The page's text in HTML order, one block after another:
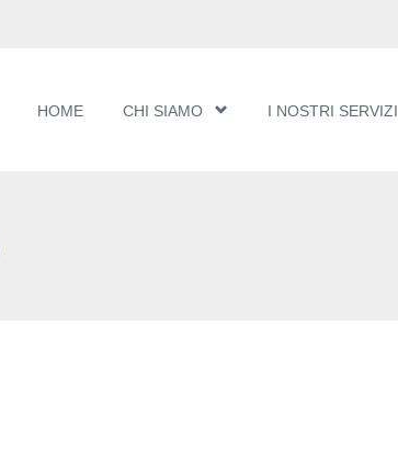
HOME CHI SIAMO I NOSTRI SERVIZI